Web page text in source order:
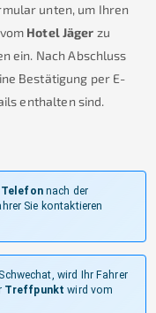
unten, um Ihren
Hotel Jäger zu
ein. Nach Abschluss
Bestätigung per E-
enthalten sind.
Telefonnach der
Sie kontaktieren
wird Ihr Fahrer
Treffpunkt wird vom